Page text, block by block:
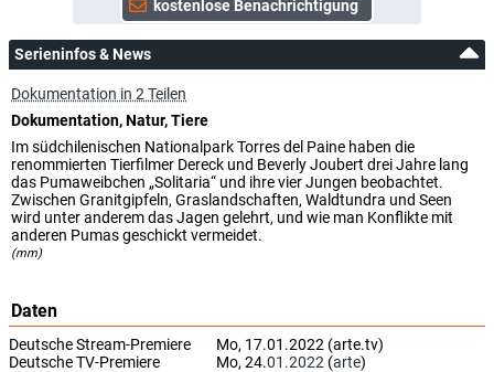
Serieninfos & News
Dokumentation in 2 Teilen
Dokumentation, Natur, Tiere
Im südchilenischen Nationalpark Torres del Paine haben die
renommierten Tierfilmer Dereck und Beverly Joubert drei Jahre lang
das Pumaweibchen „Solitaria“ und ihre vier Jungen beobachtet.
Zwischen Granitgipfeln, Graslandschaften, Waldtundra und Seen
wird unter anderem das Jagen gelehrt, und wie man Konflikte mit
anderen Pumas geschickt vermeidet.
(mm)
Daten
Deutsche Stream-Premiere
Mo, 17.01.2022 (arte.tv)
Deutsche TV-Premiere
Mo, 24.01.2022 (arte)